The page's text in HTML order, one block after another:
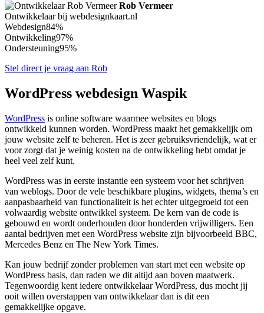
Rob Vermeer
Ontwikkelaar bij webdesignkaart.nl
Webdesign84%
Ontwikkeling97%
Ondersteuning95%
Stel direct je vraag aan Rob
WordPress webdesign Waspik
WordPress is online software waarmee websites en blogs
ontwikkeld kunnen worden. WordPress maakt het gemakkelijk om
jouw website zelf te beheren. Het is zeer gebruiksvriendelijk, wat er
voor zorgt dat je weinig kosten na de ontwikkeling hebt omdat je
heel veel zelf kunt.
WordPress was in eerste instantie een systeem voor het schrijven
van weblogs. Door de vele beschikbare plugins, widgets, thema’s en
aanpasbaarheid van functionaliteit is het echter uitgegroeid tot een
volwaardig website ontwikkel systeem. De kern van de code is
gebouwd en wordt onderhouden door honderden vrijwilligers. Een
aantal bedrijven met een WordPress website zijn bijvoorbeeld BBC,
Mercedes Benz en The New York Times.
Kan jouw bedrijf zonder problemen van start met een website op
WordPress basis, dan raden we dit altijd aan boven maatwerk.
Tegenwoordig kent iedere ontwikkelaar WordPress, dus mocht jij
ooit willen overstappen van ontwikkelaar dan is dit een
gemakkelijke opgave.